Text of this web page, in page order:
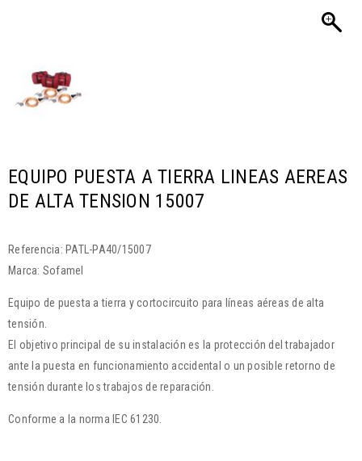
EQUIPO PUESTA A TIERRA LINEAS AEREAS
DE ALTA TENSION 15007
Referencia: PATL-PA40/15007
Marca: Sofamel
Equipo de puesta a tierra y cortocircuito para líneas aéreas de alta
tensión.
El objetivo principal de su instalación es la protección del trabajador
ante la puesta en funcionamiento accidental o un posible retorno de
tensión durante los trabajos de reparación.
Conforme a la norma IEC 61230.